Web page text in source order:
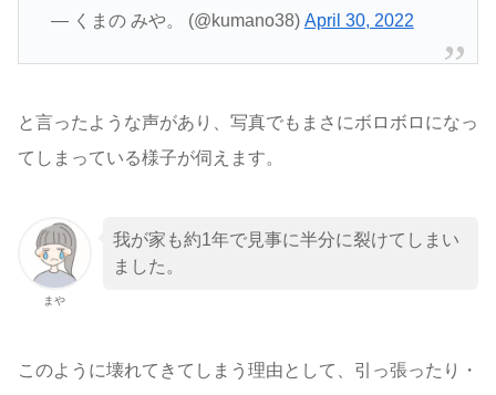
— くまの みや。 (@kumano38) April 30, 2022
と言ったような声があり、写真でもまさにボロボロになっ
てしまっている様子が伺えます。
まや
我が家も約1年で見事に半分に裂けてしまい
ました。
このように壊れてきてしまう理由として、引っ張ったり・